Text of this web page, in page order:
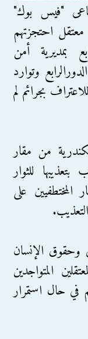
"فيس بوك"
و"تويتر" حملة للمطالبة بالافراج عن 12 معتقل احتجزتهم
بمديرية أمن
وتوارد
بجرائم لم
من مقار
للثوار
المختطفيين على
وحقوق الإنسان
المتواجدين
في حال استمرار